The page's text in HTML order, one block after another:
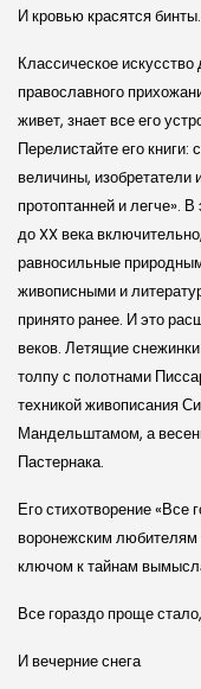
И кровью красятся бинты.
Классическое
православного
живет, знает все его
Перелистайте его
величины, изобретатели
протоптанней и легче».
до XX века
равносильные
живописными и
принято ранее. И это
веков. Летящие
толпу с полотнами
техникой живописания
Мандельштамом, а
Пастернака.
Его стихотворение «Все
воронежским любителям
ключом к тайнам
Все гораздо проще стало,
И вечерние снега